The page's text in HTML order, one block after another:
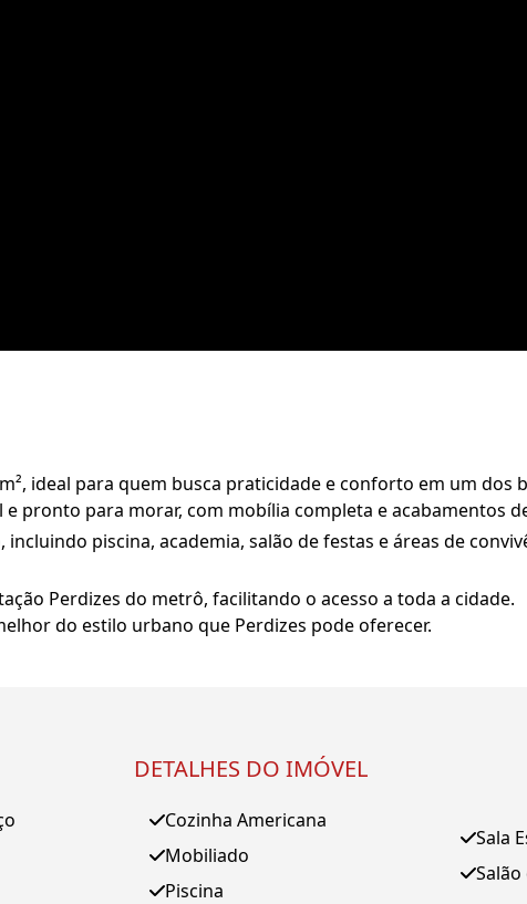
ideal para quem busca praticidade e conforto em um dos
pronto para morar, com mobília completa e acabamentos
piscina, academia, salão de festas e áreas de
Perdizes do metrô, facilitando o acesso a toda a cidade.
do estilo urbano que Perdizes pode oferecer.
DETALHES DO IMÓVEL
Cozinha Americana
Mobiliado
Piscina
Sala
Salão